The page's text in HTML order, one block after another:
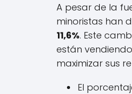
A pesar de la
minoristas han
11,6%. Este
están
maximizar sus
El